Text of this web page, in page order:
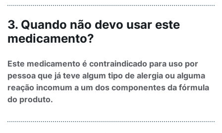
3. Quando não devo usar este
medicamento?
Este medicamento é contraindicado para uso por
pessoa que já teve algum tipo de alergia ou alguma
reação incomum a um dos componentes da fórmula
do produto.